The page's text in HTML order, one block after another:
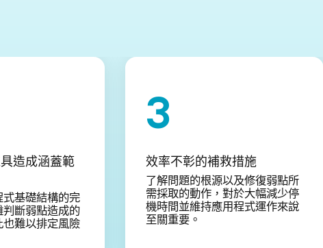
造成涵蓋範
基礎結構的完
斷弱點造成的
也難以排定風險
效率不彰的補救措施
了解問題的根源以及修復弱點所
需採取的動作，對於大幅減少停
機時間並維持應用程式運作來說
至關重要。